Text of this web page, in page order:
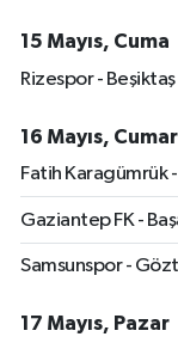
15 Mayıs, Cuma
Rizespor - Beşiktaş
16 Mayıs,
Fatih Karagümrük
Gaziantep FK -
Samsunspor -
17 Mayıs, Pazar